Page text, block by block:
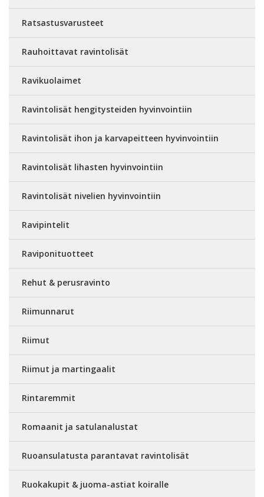
Ratsastusvarusteet
Rauhoittavat ravintolisät
Ravikuolaimet
Ravintolisät hengitysteiden hyvinvointiin
Ravintolisät ihon ja karvapeitteen hyvinvointiin
Ravintolisät lihasten hyvinvointiin
Ravintolisät nivelien hyvinvointiin
Ravipintelit
Raviponituotteet
Rehut & perusravinto
Riimunnarut
Riimut
Riimut ja martingaalit
Rintaremmit
Romaanit ja satulanalustat
Ruoansulatusta parantavat ravintolisät
Ruokakupit & juoma-astiat koiralle